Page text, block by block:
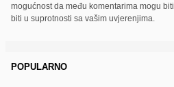
mogućnost da među komentarima mogu
biti u suprotnosti sa vašim uvjerenjima.
POPULARNO